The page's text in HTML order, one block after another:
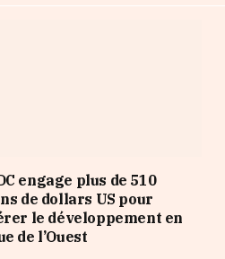
engage plus de 510
de dollars US pour
le développement en
de l’Ouest